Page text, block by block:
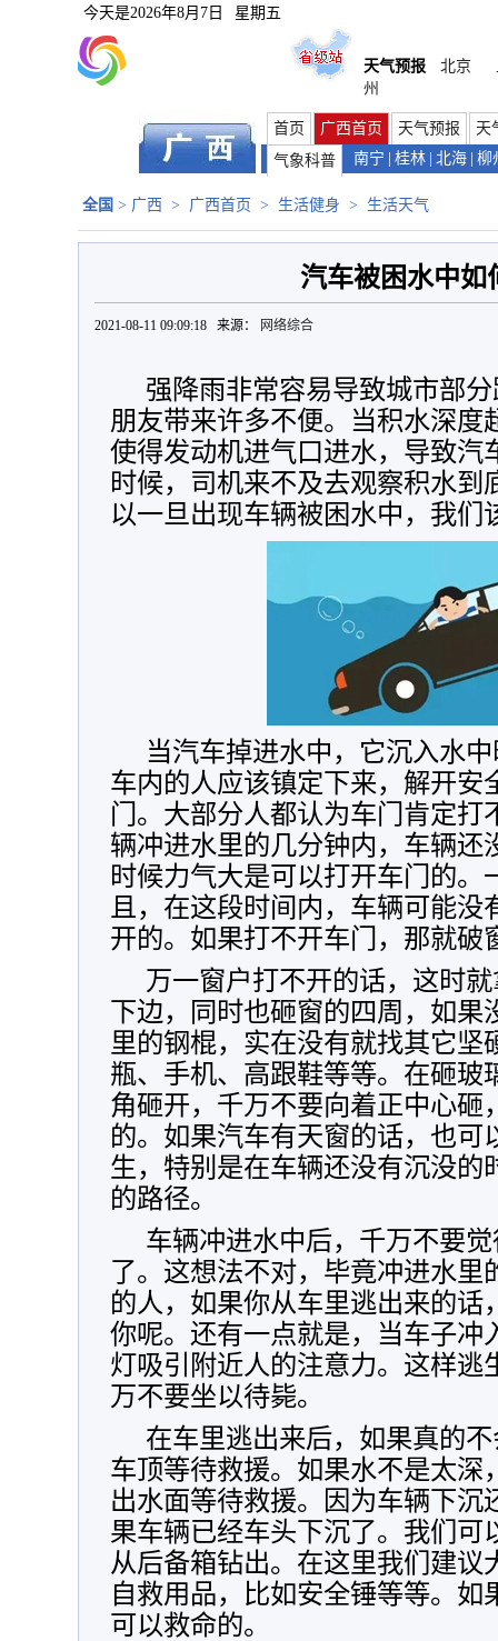
今天是2026年8月7日 星期五
天气预报 北京
州
首页 广西首页 天气预报
天
气象科普
南宁 桂林 北海 柳
全国 > 广西 > 广西首页 > 生活健身 > 生活天气
汽车被困水中如
2021-08-11 09:09:18 来源： 网络综合
强降雨非常容易导致城市部
朋友带来许多不便。当积水深度
使得发动机进气口进水，导致汽
时候，司机来不及去观察积水到
以一旦出现车辆被困水中，我们
当汽车掉进水中，它沉入水
车内的人应该镇定下来，解开安
门。大部分人都认为车门肯定打
辆冲进水里的几分钟内，车辆还
时候力气大是可以打开车门的。
且，在这段时间内，车辆可能
开的。如果打不开车门，那就破
万一窗户打不开的话，这时
下边，同时也砸窗的四周，如果
里的钢棍，实在没有就找其它坚
瓶、手机、高跟鞋等等。在砸玻
角砸开，千万不要向着正中心砸
的。如果汽车有天窗的话，也可
生，特别是在车辆还没有沉没的
的路径。
车辆冲进水中后，千万不要
了。这想法不对，毕竟冲进水里
的人，如果你从车里逃出来的话
你呢。还有一点就是，当车子冲
灯吸引附近人的注意力。这样逃
万不要坐以待毙。
在车里逃出来后，如果真的
车顶等待救援。如果水不是太深
出水面等待救援。因为车辆下沉
果车辆已经车头下沉了。我们可
从后备箱钻出。在这里我们建议
自救用品，比如安全锤等等。如
可以救命的。